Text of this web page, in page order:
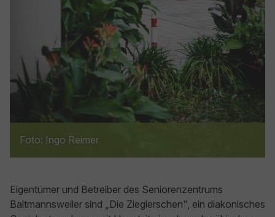
Foto: Ingo Reimer
Eigentümer und Betreiber des Seniorenzentrums
Baltmannsweiler sind „Die Zieglerschen", ein diakonisches